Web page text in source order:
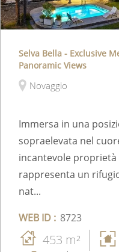
Selva Bella - Exclusive
Panoramic Views
Novaggio
Immersa in una
sopraelevata nel
incantevole
rappresenta un
nat...
WEB ID : 8723
453 m²